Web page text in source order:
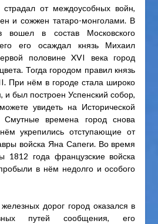
страдал от междоусобных войн,
и сожжен татаро-монголами. В
вошел в состав Московского
его осаждал князь Михаил
половине XVI века город
Тогда городом правил князь
При нём в городе стала широко
и был построен Успенский собор,
увидеть на Исторической
времена город снова
укрепились отступающие от
войска Яна Сапеги. Во время
1812 года французские войска
в нём недолго и особого
дорог город оказался в
путей сообщения, его